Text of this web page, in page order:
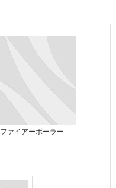
ファイアーボーラー